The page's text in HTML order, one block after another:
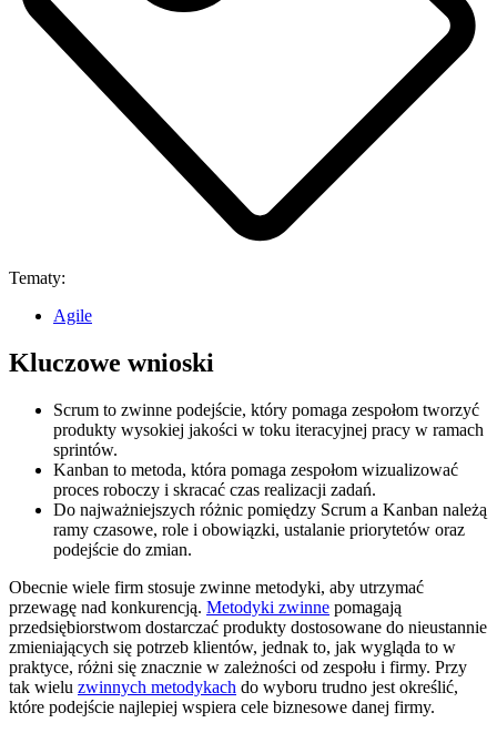
Tematy:
Agile
Kluczowe wnioski
Scrum to zwinne podejście, który pomaga zespołom tworzyć
produkty wysokiej jakości w toku iteracyjnej pracy w ramach
sprintów.
Kanban to metoda, która pomaga zespołom wizualizować
proces roboczy i skracać czas realizacji zadań.
Do najważniejszych różnic pomiędzy Scrum a Kanban należą
ramy czasowe, role i obowiązki, ustalanie priorytetów oraz
podejście do zmian.
Obecnie wiele firm stosuje zwinne metodyki, aby utrzymać
przewagę nad konkurencją. Metodyki zwinne pomagają
przedsiębiorstwom dostarczać produkty dostosowane do nieustannie
zmieniających się potrzeb klientów, jednak to, jak wygląda to w
praktyce, różni się znacznie w zależności od zespołu i firmy. Przy
tak wielu zwinnych metodykach do wyboru trudno jest określić,
które podejście najlepiej wspiera cele biznesowe danej firmy.